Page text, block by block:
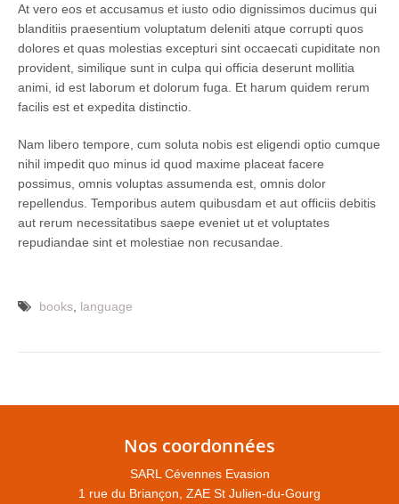
At vero eos et accusamus et iusto odio dignissimos ducimus qui
blanditiis praesentium voluptatum deleniti atque corrupti quos
dolores et quas molestias excepturi sint occaecati cupiditate non
provident, similique sunt in culpa qui officia deserunt mollitia
animi, id est laborum et dolorum fuga. Et harum quidem rerum
facilis est et expedita distinctio.
Nam libero tempore, cum soluta nobis est eligendi optio cumque
nihil impedit quo minus id quod maxime placeat facere
possimus, omnis voluptas assumenda est, omnis dolor
repellendus. Temporibus autem quibusdam et aut officiis debitis
aut rerum necessitatibus saepe eveniet ut et voluptates
repudiandae sint et molestiae non recusandae.
books language
Nos coordonnées
SARL Cévennes Evasion
1 rue du Briançon, ZAE St Julien-du-Gourg